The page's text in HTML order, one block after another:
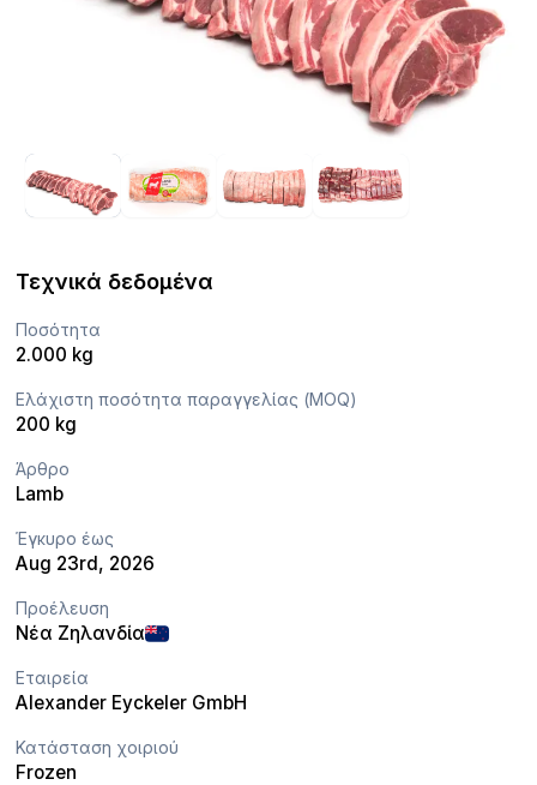
Τεχνικά δεδομένα
Ποσότητα
2.000 kg
Ελάχιστη ποσότητα παραγγελίας (MOQ)
200 kg
Άρθρο
Lamb
Έγκυρο έως
Aug 23rd, 2026
Προέλευση
Νέα Ζηλανδία
Εταιρεία
Alexander Eyckeler GmbH
Κατάσταση χοιριού
Frozen